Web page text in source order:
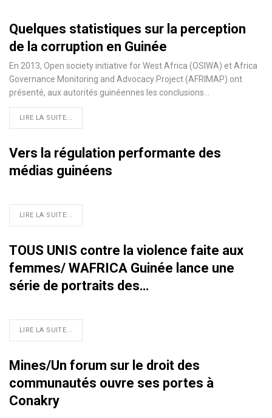
Quelques statistiques sur la perception
de la corruption en Guinée
En 2013, Open society initiative for West Africa (OSIWA) et Africa
Governance Monitoring and Advocacy Project (AFRIMAP) ont
présenté, aux autorités guinéennes les conclusions
LIRE LA SUITE...
Vers la régulation performante des
médias guinéens
LIRE LA SUITE...
TOUS UNIS contre la violence faite aux
femmes/ WAFRICA Guinée lance une
série de portraits des…
LIRE LA SUITE...
Mines/Un forum sur le droit des
communautés ouvre ses portes à
Conakry